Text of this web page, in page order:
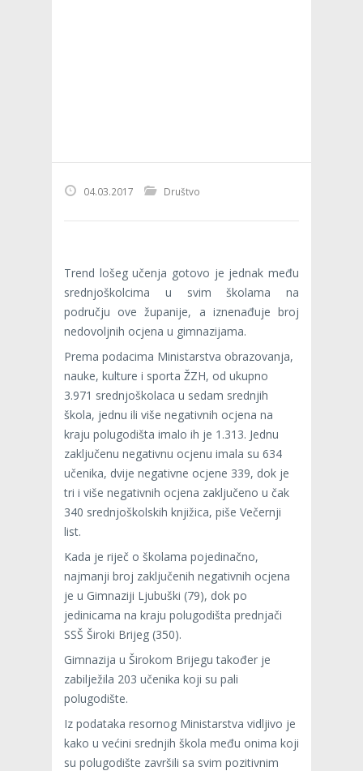
04.03.2017 Društvo
Trend lošeg učenja gotovo je jednak među
srednjoškolcima u svim školama na
području ove županije, a iznenađuje broj
nedovoljnih ocjena u gimnazijama.
Prema podacima Ministarstva obrazovanja,
nauke, kulture i sporta ŽZH, od ukupno
3.971 srednjoškolaca u sedam srednjih
škola, jednu ili više negativnih ocjena na
kraju polugodišta imalo ih je 1.313. Jednu
zaključenu negativnu ocjenu imala su 634
učenika, dvije negativne ocjene 339, dok je
tri i više negativnih ocjena zaključeno u čak
340 srednjoškolskih knjižica, piše Večernji
list.
Kada je riječ o školama pojedinačno,
najmanji broj zaključenih negativnih ocjena
je u Gimnaziji Ljubuški (79), dok po
jedinicama na kraju polugodišta prednjači
SSŠ Široki Brijeg (350).
Gimnazija u Širokom Brijegu također je
zabilježila 203 učenika koji su pali
polugodište.
Iz podataka resornog Ministarstva vidljivo je
kako u većini srednjih škola među onima koji
su polugodište završili sa svim pozitivnim